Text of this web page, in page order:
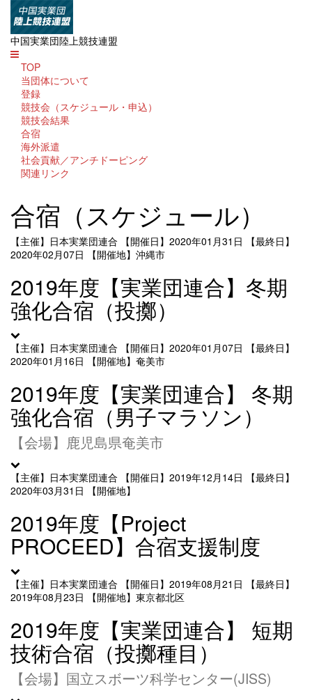
中国実業団陸上競技連盟
TOP
当団体について
登録
競技会（スケジュール・申込）
競技会結果
合宿
海外派遣
社会貢献／アンチドーピング
関連リンク
合宿（スケジュール）
【主催】日本実業団連合 【開催日】2020年01月31日
【最終日】
2020年02月07日
【開催地】沖縄市
2019年度【実業団連合】冬期
強化合宿（投擲）
【主催】日本実業団連合 【開催日】2020年01月07日
【最終日】
2020年01月16日
【開催地】奄美市
2019年度【実業団連合】 冬期
強化合宿（男子マラソン）
【会場】鹿児島県奄美市
【主催】日本実業団連合 【開催日】2019年12月14日
【最終日】
2020年03月31日
【開催地】
2019年度【Project
PROCEED】合宿支援制度
【主催】日本実業団連合 【開催日】2019年08月21日
【最終日】
2019年08月23日
【開催地】東京都北区
2019年度【実業団連合】 短期
技術合宿（投擲種目）
【会場】国立スボーツ科学センター(JISS)